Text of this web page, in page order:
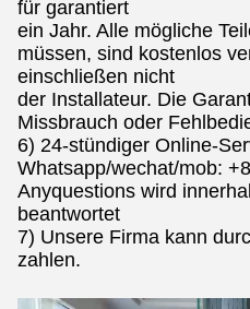
für garantiert
ein Jahr. Alle mögliche
müssen, sind kostenlos
einschließen nicht
der Installateur. Die
Missbrauch oder
6) 24-stündiger Online-
Whatsapp/wechat/mob:
Anyquestions wird
beantwortet
7) Unsere Firma kann
zahlen.